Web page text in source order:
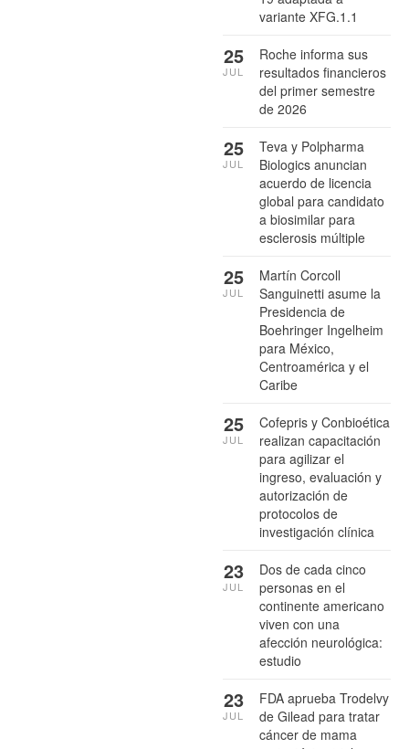
variante XFG.1.1
Roche informa sus
resultados financieros
del primer semestre
de 2026
25
JUL
Teva y Polpharma
Biologics anuncian
acuerdo de licencia
global para candidato
a biosimilar para
esclerosis múltiple
25
JUL
Martín Corcoll
Sanguinetti asume la
Presidencia de
Boehringer Ingelheim
para México,
Centroamérica y el
Caribe
25
JUL
Cofepris y Conbioética
realizan capacitación
para agilizar el
ingreso, evaluación y
autorización de
protocolos de
investigación clínica
25
JUL
Dos de cada cinco
personas en el
continente americano
viven con una
afección neurológica:
estudio
23
JUL
FDA aprueba Trodelvy
de Gilead para tratar
cáncer de mama
23
JUL